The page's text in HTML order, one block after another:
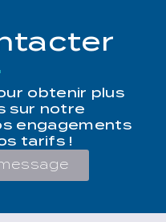
obtenir plus
sur notre
engagements
tarifs !